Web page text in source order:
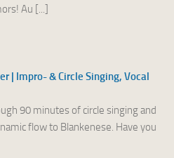
Au [...]
| Impro- & Circle Singing, Vocal
90 minutes of circle singing and
flow to Blankenese. Have you